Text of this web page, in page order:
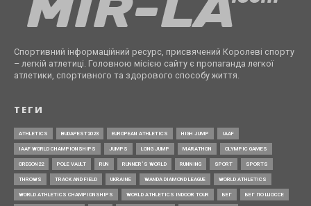
Спортивний інформаційний ресурс, присвячений Королеві спорту
– легкій атлетиці. Головною місією сайту є пропаганда легкої
атлетики, спортивного та здорового способу життя.
ТЕГИ
ATHLETICS BUDAPEST2023 EUROPEAN ATHLETICS HIGH JUMP IAAF
IAAF WORLD CHAMPIONSHIPS JUMPS LONG JUMP MARATHON OLYMPIC GAMES
OREGON22 POLE VAULT RUN RUNNER’S WORLD RUNNING SPORT SPORTS
THROWS TRACK AND FIELD UKRAINE WANDA DIAMOND LEAGUE WORLD ATHLETICS
WORLD ATHLETICS CHAMPIONSHIPS WORLD ATHLETICS INDOOR TOUR БЕГ БЕГ ПО ШОССЕ